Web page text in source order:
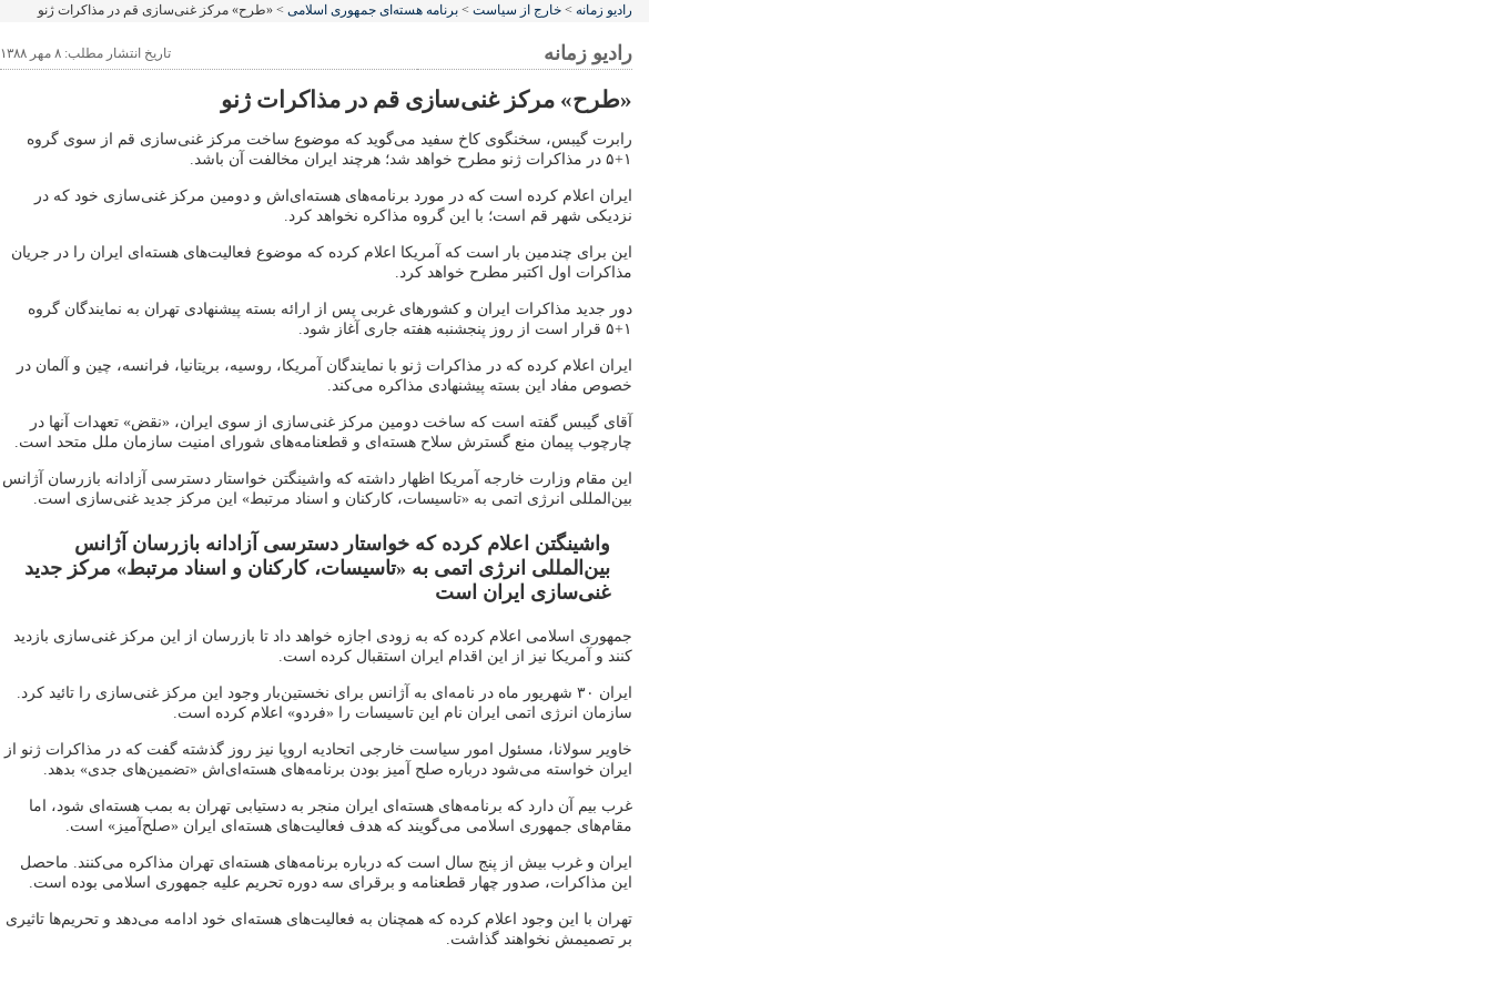
رادیو زمانه > خارج از سیاست > برنامه هسته‌ای جمهوری اسلامی > «طرح» مرکز غنی‌سازی قم در مذاکرات ژنو
رادیو زمانه تاریخ انتشار مطلب: ۸ مهر ۱۳۸۸
«طرح» مرکز غنی‌سازی قم در مذاکرات ژنو
رابرت گیبس، سخنگوی کاخ سفید می‌گوید که موضوع ساخت مرکز غنی‌سازی قم از سوی گروه
۱+۵ در مذاکرات ژنو مطرح خواهد شد؛ هرچند ایران مخالفت آن باشد.
ایران اعلام کرده است که در مورد برنامه‌های هسته‌ای‌اش و دومین مرکز غنی‌سازی خود که در
نزدیکی شهر قم است؛ با این گروه مذاکره نخواهد کرد.
این برای چندمین ‌بار است که آمریکا اعلام کرده که موضوع فعالیت‌های هسته‌ای ایران را در جریان
مذاکرات اول اکتبر مطرح خواهد کرد.
دور جدید مذاکرات ایران و کشور‌های غربی پس از ارائه بسته پیشنهادی تهران به نمایندگان گروه
۱+۵ قرار است از روز پنجشنبه هفته جاری آغاز شود.
ایران اعلام کرده که در مذاکرات ژنو با نمایندگان آمریکا، روسیه، بریتانیا، فرانسه، چین و آلمان در
خصوص مفاد این بسته پیشنهادی مذاکره می‌کند.
آقای گیبس گفته است که ساخت دومین مرکز غنی‌سازی از سوی ایران، «نقض» تعهدات آنها در
چارچوب پیمان منع گسترش سلاح‌ هسته‌ای و قطعنامه‌های شورای امنیت سازمان ملل متحد است.
این مقام وزارت خارجه آمریکا اظهار داشته که واشینگتن خواستار دسترسی آزادانه بازرسان آژانس
بین‌المللی انرژی اتمی به «تاسیسات، کارکنان و اسناد مرتبط» این مرکز جدید غنی‌سازی است.
واشینگتن اعلام کرده که خواستار دسترسی آزادانه بازرسان آژانس
بین‌المللی انرژی اتمی به «تاسیسات، کارکنان و اسناد مرتبط» مرکز جدید
غنی‌سازی ایران است
جمهوری اسلامی اعلام کرده که به زودی اجازه خواهد داد تا بازرسان از این مرکز غنی‌سازی بازدید
کنند و آمریکا نیز از این اقدام ایران استقبال کرده است.
ایران ۳۰ شهریور ماه در نامه‌ای به آژانس برای نخستین‌بار وجود این مرکز غنی‌سازی را تائید کرد.
سازمان انرژی اتمی ایران نام این تاسیسات را «فردو» اعلام کرده است.
خاویر سولانا، مسئول امور سیاست خارجی اتحادیه اروپا نیز روز گذشته گفت که در مذاکرات ژنو از
ایران خواسته می‌شود درباره صلح‌ آمیز بودن برنامه‌های هسته‌ای‌اش «تضمین‌های جدی» بدهد.
غرب بیم آن دارد که برنامه‌های هسته‌ای ایران منجر به دستیابی تهران به بمب هسته‌ای شود، اما
مقام‌های جمهوری اسلامی می‌گویند که هدف فعالیت‌های هسته‌ای ایران «صلح‌آمیز» است.
ایران و غرب بیش از پنج سال است که درباره برنامه‌های هسته‌ای تهران مذاکره می‌کنند. ماحصل
این مذاکرات، صدور چهار قطعنامه و برقرای سه دوره تحریم‌ علیه جمهوری اسلامی بوده است.
تهران با این وجود اعلام کرده که همچنان به فعالیت‌های هسته‌ای خود ادامه می‌دهد و تحریم‌ها تاثیری
بر تصمیمش نخواهند گذاشت.